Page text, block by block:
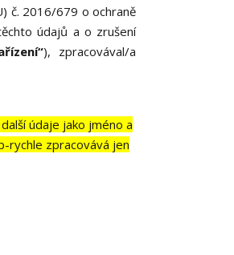
č. 2016/679 o ochraně
údajů a o zrušení
), zpracovával/a
údaje jako jméno a
rychle zpracovává jen